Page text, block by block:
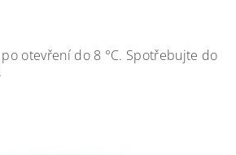
otevření do 8 °C. Spotřebujte do